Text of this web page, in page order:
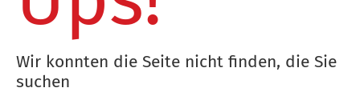
Wir konnten die Seite nicht finden, die Sie
suchen